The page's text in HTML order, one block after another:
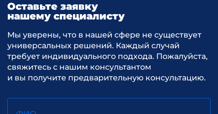
Оставьте заявку
нашему специалисту
Мы уверены, что в нашей сфере не существует
универсальных решений. Каждый случай
требует индивидуального подхода. Пожалуйста,
свяжитесь с нашим консультантом
и вы получите предварительную консультацию.